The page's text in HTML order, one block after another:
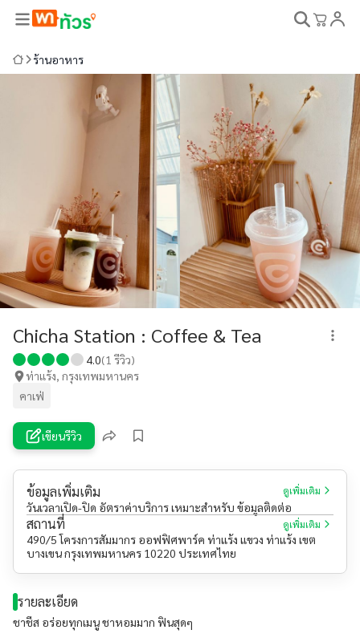
ร้านอาหาร
Chicha Station : Coffee & Tea
4.0(1 รีวิว)
ท่าแร้ง, กรุงเทพมหานคร
คาเฟ่
เขียนรีวิว
ข้อมูลเพิ่มเติม ดูเพิ่มเติม
วันเวลาเปิด-ปิด อัตราค่าบริการ เหมาะสำหรับ ข้อมูลติดต่อ
สถานที่ ดูเพิ่มเติม
490/5 โครงการสัมมากร ออฟฟิศพาร์ค ท่าแร้ง แขวง ท่าแร้ง เขต
บางเขน กรุงเทพมหานคร 10220 ประเทศไทย
รายละเอียด
ชาชีส อร่อยทุกเมนู ชาหอมมาก ฟินสุดๆ